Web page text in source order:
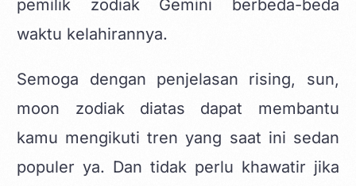
pemilik zodiak Gemini berbeda-beda
waktu kelahirannya.
Semoga dengan penjelasan rising, sun,
moon zodiak diatas dapat membantu
kamu mengikuti tren yang saat ini sedan
populer ya. Dan tidak perlu khawatir jika